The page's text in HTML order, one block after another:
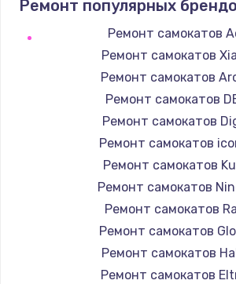
Ремонт популярных
Ремонт самокатов
Ремонт самокатов
Ремонт самокатов
Ремонт самокатов
Ремонт самокатов
Ремонт самокатов
Ремонт самокатов
Ремонт самокатов
Ремонт самокатов
Ремонт самокатов
Ремонт самокатов
Ремонт самокатов